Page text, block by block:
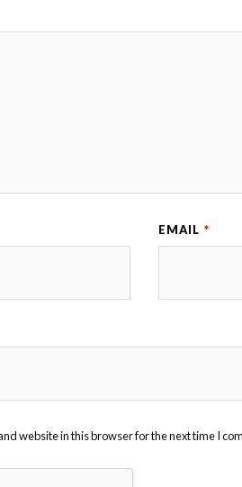
EMAIL *
website in this browser for the next time I